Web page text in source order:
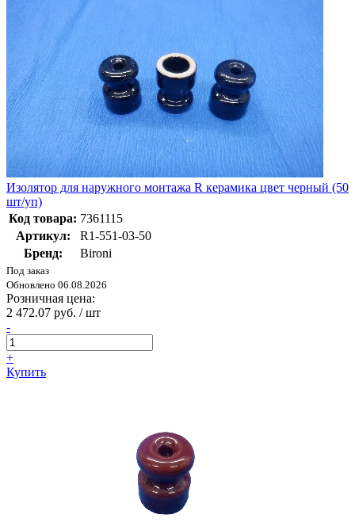
Изолятор для наружного монтажа R керамика цвет черный (50
шт/уп)
Код товара: 7361115
Артикул:
R1-551-03-50
Бренд:
Bironi
Под заказ
Обновлено 06.08.2026
Розничная цена:
2 472.07 руб. / шт
-
+
Купить